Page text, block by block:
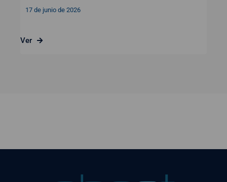
17 de junio de 2026
Ver